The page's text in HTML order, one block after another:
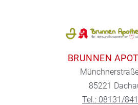
BRUNNEN
85221
Tel.: 08131/